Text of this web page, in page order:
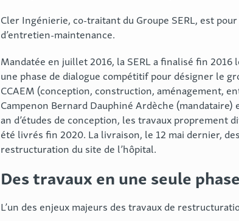
Cler Ingénierie, co-traitant du Groupe SERL, est
d’entretien-maintenance.
Mandatée en juillet 2016, la SERL a finalisé fin 2016
une phase de dialogue compétitif pour désigner le
CCAEM (conception, construction, aménagement,
Campenon Bernard Dauphiné Ardèche (mandataire)
an d’études de conception, les travaux
été livrés fin 2020. La livraison, le 12 mai dernier,
restructuration du site de l’hôpital.
Des travaux en une seule
L’un des enjeux majeurs des travaux de